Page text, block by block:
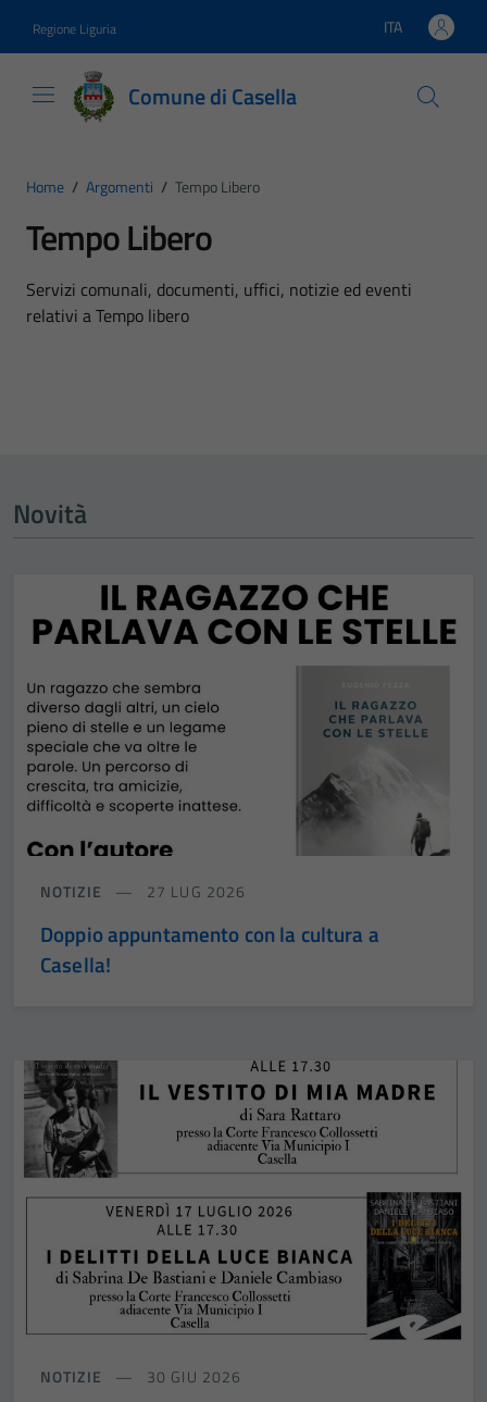
Regione Liguria Lingua attiva:
ITA
Comune di Casella
Home / Argomenti / Tempo Libero
Tempo Libero
Dettagli dell'argomento
Servizi comunali, documenti, uffici, notizie ed eventi
relativi a Tempo libero
Novità
NOTIZIE 27 LUG 2026
Doppio appuntamento con la cultura a
Casella!
NOTIZIE 30 GIU 2026